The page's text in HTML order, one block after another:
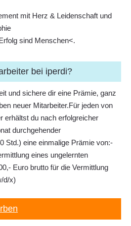
mit Herz & Leidenschaft und
sind Menschen<.
bei iperdi?
und sichere dir eine Prämie, ganz
neuer Mitarbeiter.Für jeden von
erhältst du nach erfolgreicher
durchgehender
Std.) eine einmalige Prämie von:-
eines ungelernten
Euro brutto für die Vermittlung
d/x)